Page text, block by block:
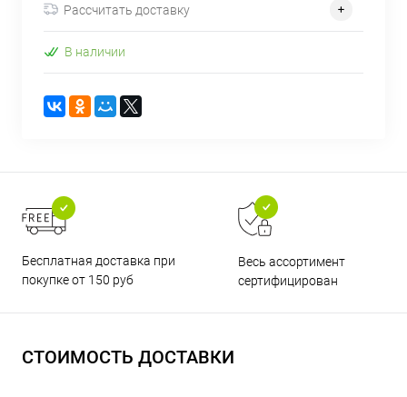
Рассчитать доставку
В наличии
Бесплатная доставка при
покупке от 150 руб
Весь ассортимент
сертифицирован
СТОИМОСТЬ ДОСТАВКИ